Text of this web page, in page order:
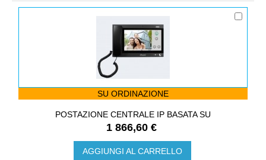
SU ORDINAZIONE
POSTAZIONE CENTRALE IP BASATA SU
1 866,60 €
AGGIUNGI AL CARRELLO